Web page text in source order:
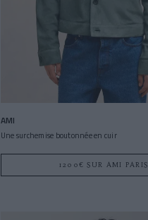
AMI
Une surchemise boutonnée en cuir
1200€ SUR AMI PARIS